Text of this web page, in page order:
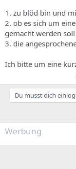
1. zu blöd bin und
2. ob es sich um
gemacht werden soll
3. die
Ich bitte um eine
Du musst dich
Werbung